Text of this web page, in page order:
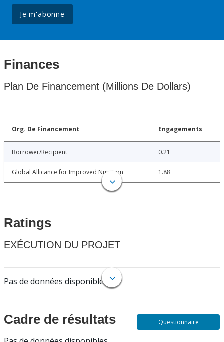
Je m'abonne
Finances
Plan De Financement (Millions De Dollars)
Org. De Financement Engagements
Borrower/Recipient 0.21
Global Allicance for Improved Nutrition 1.88
Ratings
EXÉCUTION DU PROJET
Pas de données disponibles.
Cadre de résultats Questionnaire